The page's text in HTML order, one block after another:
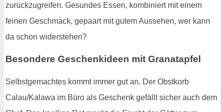
zurückzugreifen. Gesundes Essen, kombiniert mit einem
feinen Geschmack, gepaart mit gutem Aussehen, wer kann
da schon widerstehen?
Besondere Geschenkideen mit Granatapfel
Selbstgemachtes kommt immer gut an. Der Obstkorb
Calau/Kalawa im Büro als Geschenk gefällt sicher auch dem